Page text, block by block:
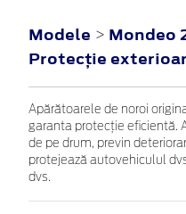
Modele > Mondeo
Protecţie
Apărătoarele de noroi
garanta protecţie eficientă.
de pe drum, previn
protejează autovehiculul
dvs.